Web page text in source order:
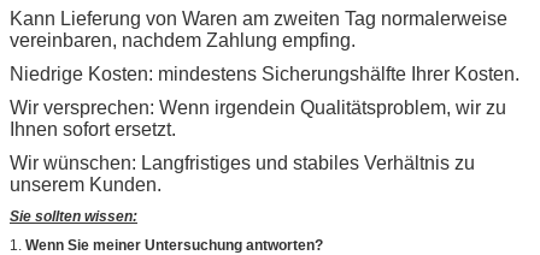
Kann Lieferung von Waren am zweiten Tag normalerweise
vereinbaren, nachdem Zahlung empfing.
Niedrige Kosten: mindestens Sicherungshälfte Ihrer Kosten.
Wir versprechen: Wenn irgendein Qualitätsproblem, wir zu
Ihnen sofort ersetzt.
Wir wünschen: Langfristiges und stabiles Verhältnis zu
unserem Kunden.
Sie sollten wissen:
1. Wenn Sie meiner Untersuchung antworten?